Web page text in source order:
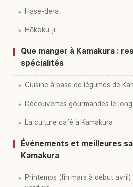
Hase-dera
Hōkoku-ji
Que manger à Kamakura :
spécialités
Cuisine à base de légumes de
Découvertes gourmandes le
La culture café à Kamakura
Événements et meilleures
Kamakura
Printemps (fin mars à début